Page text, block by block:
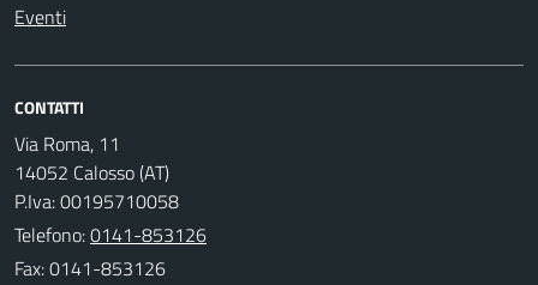
Eventi
CONTATTI
Via Roma, 11
14052 Calosso (AT)
P.Iva: 00195710058
Telefono:0141-853126
Fax: 0141-853126